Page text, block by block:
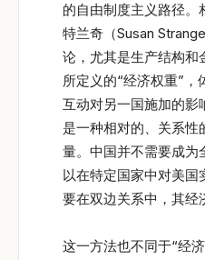
的自由制度主义路径。
特兰奇（Susan
论，尤其是生产结构和
所定义的“经济权重”
互动对另一国施加的影
是一种相对的、关系性
量。中国并不需要成为
以在特定国家中对美
要在双边关系中，其经
这一方法也不同于“经